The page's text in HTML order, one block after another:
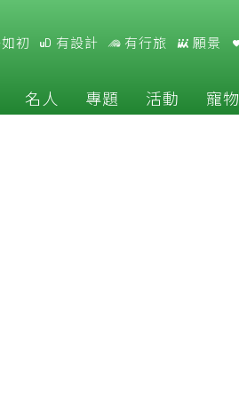
初 有設計 有行旅 願景
名人 專題 活動 寵物